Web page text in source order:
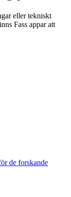
eller tekniskt
Fass appar att
de forskande